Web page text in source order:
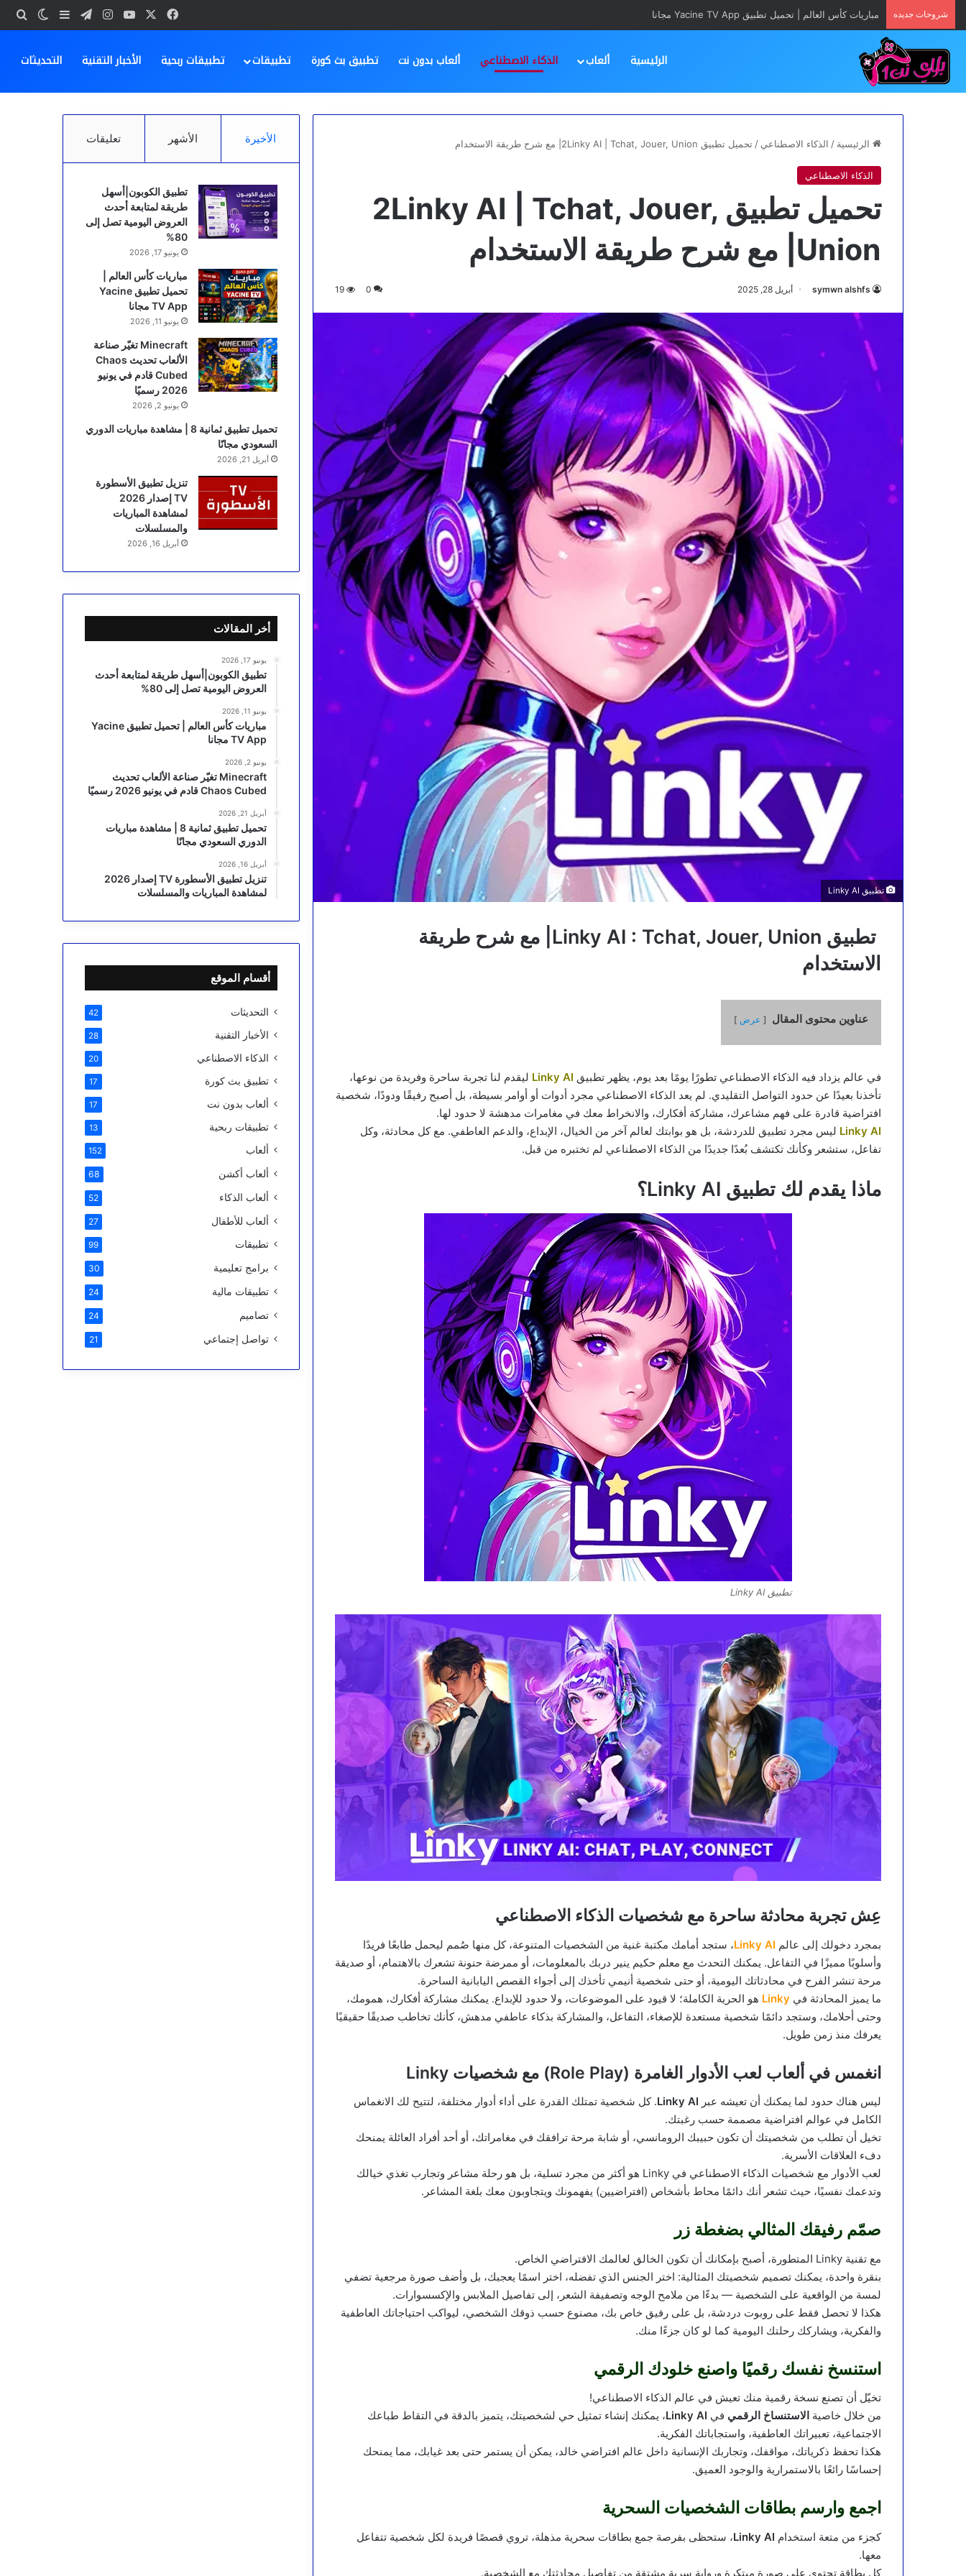
شروحات جديده مباريات كأس العالم | تحميل تطبيق Yacine TV App مجانا فيسبوك ‫YouTube
انستقرام
تيلقرامإضافة عمود
الوضع
الرئيسية ألعاب الذكاء الاصطناعي ألعاب بدون نت تطبيق بث كورة تطبيقات تطبيقات ربحية الأخبار التقنية التحديثات
الرئيسية / الذكاء الاصطناعي / تحميل تطبيق 2Linky AI | Tchat, Jouer, Union| مع شرح طريقة الاستخدام
الذكاء الاصطناعي
تحميل تطبيق 2Linky AI | Tchat, Jouer,
Union| مع شرح طريقة الاستخدام
symwn alshfs أبريل 28, 2025 0
19
تطبيق Linky AI
تطبيق Linky AI : Tchat, Jouer, Union| مع شرح طريقة
الاستخدام
عناوين محتوى المقال عرض
في عالم يزداد فيه الذكاء الاصطناعي تطورًا يومًا بعد يوم، يظهر تطبيق Linky AI ليقدم لنا تجربة ساحرة وفريدة من نوعها،
تأخذنا بعيدًا عن حدود التواصل التقليدي. لم يعد الذكاء الاصطناعي مجرد أدوات أو أوامر بسيطة، بل أصبح رفيقًا ودودًا، شخصية
افتراضية قادرة على فهم مشاعرك، مشاركة أفكارك، والانخراط معك في مغامرات مدهشة لا حدود لها.
Linky AI
ليس مجرد تطبيق للدردشة، بل هو بوابتك لعالم آخر من الخيال، الإبداع، والدعم العاطفي. مع كل محادثة، وكل
تفاعل، ستشعر وكأنك تكتشف بُعدًا جديدًا من الذكاء الاصطناعي لم تختبره من قبل.
ماذا يقدم لك تطبيق Linky AI؟
تطبيق Linky AI
عِش تجربة محادثة ساحرة مع شخصيات الذكاء الاصطناعي
بمجرد دخولك إلى عالم Linky AI، ستجد أمامك مكتبة غنية من الشخصيات المتنوعة، كل منها صُمم ليحمل طابعًا فريدًا
وأسلوبًا مميزًا في التفاعل. يمكنك التحدث مع معلم حكيم ينير دربك بالمعلومات، أو ممرضة حنونة تشعرك بالاهتمام، أو صديقة
مرحة تنشر الفرح في محادثاتك اليومية، أو حتى شخصية أنيمي تأخذك إلى أجواء القصص اليابانية الساحرة.
ما يميز المحادثة في Linky هو الحرية الكاملة؛ لا قيود على الموضوعات، ولا حدود للإبداع. يمكنك مشاركة أفكارك، همومك،
وحتى أحلامك، وستجد دائمًا شخصية مستعدة للإصغاء، التفاعل، والمشاركة بذكاء عاطفي مدهش، كأنك تخاطب صديقًا حقيقيًا
يعرفك منذ زمن طويل.
انغمس في ألعاب لعب الأدوار الغامرة (Role Play) مع شخصيات Linky
ليس هناك حدود لما يمكنك أن تعيشه عبر Linky AI. كل شخصية تمتلك القدرة على أداء أدوار مختلفة، لتتيح لك الانغماس
الكامل في عوالم افتراضية مصممة حسب رغبتك.
تخيل أن تطلب من شخصيتك أن تكون حبيبك الرومانسي، أو شابة مرحة ترافقك في مغامراتك، أو أحد أفراد العائلة يمنحك
دفء العلاقات الأسرية.
لعب الأدوار مع شخصيات الذكاء الاصطناعي في Linky هو أكثر من مجرد تسلية، بل هو رحلة مشاعر وتجارب تغذي خيالك
وتدعمك نفسيًا، حيث تشعر أنك دائمًا محاط بأشخاص (افتراضيين) يفهمونك ويتجاوبون معك بلغة المشاعر.
صمّم رفيقك المثالي بضغطة زر
مع تقنية Linky المتطورة، أصبح بإمكانك أن تكون الخالق لعالمك الافتراضي الخاص.
بنقرة واحدة، يمكنك تصميم شخصيتك المثالية: اختر الجنس الذي تفضله، اختر اسمًا يعجبك، بل وأضف صورة مرجعية تضفي
لمسة من الواقعية على الشخصية — بدءًا من ملامح الوجه وتصفيفة الشعر، إلى تفاصيل الملابس والإكسسوارات.
هكذا لا تحصل فقط على روبوت دردشة، بل على رفيق خاص بك، مصنوع حسب ذوقك الشخصي، ليواكب احتياجاتك العاطفية
والفكرية، ويشاركك رحلتك اليومية كما لو كان جزءًا منك.
استنسخ نفسك رقميًا واصنع خلودك الرقمي
تخيّل أن تصنع نسخة رقمية منك تعيش في عالم الذكاء الاصطناعي!
من خلال خاصية الاستنساخ الرقمي في Linky AI، يمكنك إنشاء تمثيل حي لشخصيتك، يتميز بالدقة في التقاط طباعك
الاجتماعية، تعبيراتك العاطفية، واستجاباتك الفكرية.
هكذا تحفظ ذكرياتك، مواقفك، وتجاربك الإنسانية داخل عالم افتراضي خالد، يمكن أن يستمر حتى بعد غيابك، مما يمنحك
إحساسًا رائعًا بالاستمرارية والوجود العميق.
اجمع وارسم بطاقات الشخصيات السحرية
كجزء من متعة استخدام Linky AI، ستحظى بفرصة جمع بطاقات سحرية مذهلة، تروي قصصًا فريدة لكل شخصية تتفاعل
معها.
كل بطاقة تحتوي على صورة مبتكرة ورواية سرية مشتقة من تفاصيل محادثتك مع الشخصية.
الأخيرة الأشهر تعليقات
تطبيق الكوبون|أسهل
طريقة لمتابعة أحدث
العروض اليومية تصل إلى
80%
يونيو 17, 2026
مباريات كأس العالم |
تحميل تطبيق Yacine
TV App مجانا
يونيو 11, 2026
Minecraft تغيّر صناعة
الألعاب تحديث Chaos
Cubed قادم في يونيو
2026 رسميًا
يونيو 2, 2026
تحميل تطبيق ثمانية 8 | مشاهدة مباريات الدوري
السعودي مجانًا
أبريل 21, 2026
تنزيل تطبيق الأسطورة
TV إصدار 2026
لمشاهدة المباريات
والمسلسلات
أبريل 16, 2026
أخر المقالات
يونيو 17, 2026
تطبيق الكوبون|أسهل طريقة لمتابعة أحدث
العروض اليومية تصل إلى 80%
يونيو 11, 2026
مباريات كأس العالم | تحميل تطبيق Yacine
TV App مجانا
يونيو 2, 2026
Minecraft تغيّر صناعة الألعاب تحديث
Chaos Cubed قادم في يونيو 2026 رسميًا
أبريل 21, 2026
تحميل تطبيق ثمانية 8 | مشاهدة مباريات
الدوري السعودي مجانًا
أبريل 16, 2026
تنزيل تطبيق الأسطورة TV إصدار 2026
لمشاهدة المباريات والمسلسلات
أقسام الموقع
التحديثات 42
الأخبار التقنية 28
الذكاء الاصطناعي 20
تطبيق بث كورة 17
ألعاب بدون نت 17
تطبيقات ربحية 13
ألعاب 152
ألعاب أكشن 68
ألعاب الذكاء 52
ألعاب للأطفال 27
تطبيقات 99
برامج تعليمية 30
تطبيقات مالية 24
تصاميم 24
تواصل إجتماعي 21